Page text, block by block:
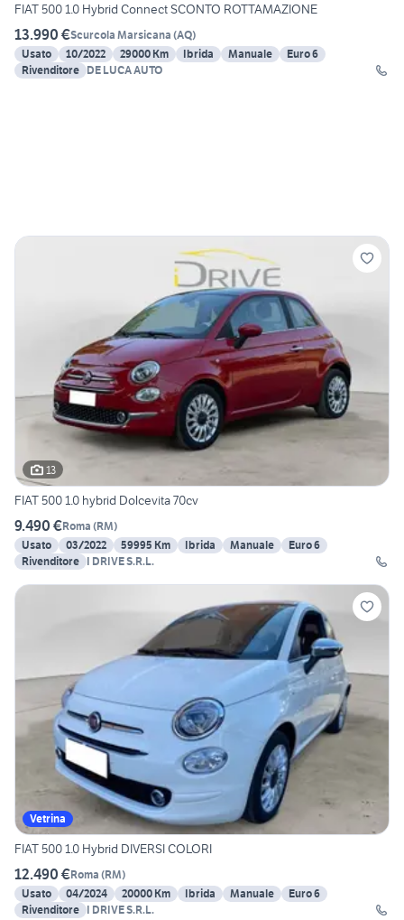
FIAT 500 1.0 Hybrid Connect SCONTO ROTTAMAZIONE
13.990 €Scurcola Marsicana (AQ)
Usato
10/2022 29000 Km Ibrida Manuale
Euro 6
Rivenditore DE LUCA AUTO
13
FIAT 500 1.0 hybrid Dolcevita 70cv
9.490 €Roma (RM)
Usato
03/2022 59995 Km Ibrida Manuale
Euro 6
Rivenditore I DRIVE S.R.L.
Vetrina
FIAT 500 1.0 Hybrid DIVERSI COLORI
12.490 €Roma (RM)
Usato
04/2024 20000 Km Ibrida Manuale
Euro 6
Rivenditore I DRIVE S.R.L.